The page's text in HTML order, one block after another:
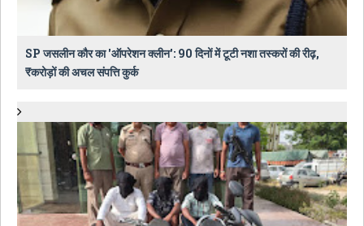
SP जसलीन कौर का 'ऑपरेशन क्लीन': 90 दिनों में टूटी नशा तस्करों की रीढ़,
₹करोड़ों की अचल संपत्ति कुर्क